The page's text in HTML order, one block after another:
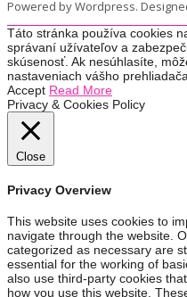
Powered by Wordpress.
Táto stránka používa cookies
správaní užívateľov a
skúsenosť. Ak nesúhlasíte,
nastaveniach vášho
Accept Read More
Privacy & Cookies Policy
Close
Privacy Overview
This website uses cookies to
navigate through the website.
categorized as necessary are
essential for the working of
also use third-party cookies
how you use this website.